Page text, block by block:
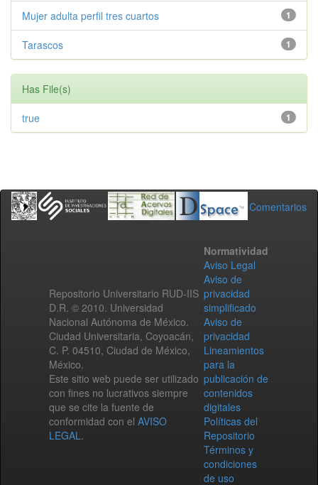
1
Mujer adulta perfil tres cuartos
1
Tarascos
Has File(s)
1
true
Comentarios
Repositorio Universitario RUD-IIS
D.R. © 2010. Universidad
Nacional Autónoma de México.
Ciudad Universitaria, Coyoacán,
C. P. 04510, Ciudad de México,
México.
Este sitio web puede ser utilizado
con fines no lucrativos siempre
que se cite la fuente de
conformidad con el AVISO
LEGAL.
Normatividad
Aviso Legal
Aviso de
privacidad
simplificado
Aviso de
privacidad
Lineamientos
para la
publicación de
contenidos
digitales
Políticas del
Repositorio
Términos y
condiciones
de uso